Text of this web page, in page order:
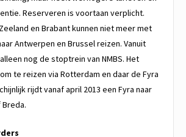
Reserveren is voortaan verplicht.
en Brabant kunnen niet meer met
Antwerpen en Brussel reizen. Vanuit
nog de stoptrein van NMBS. Het
te reizen via Rotterdam en daar de Fyra
rijdt vanaf april 2013 een Fyra naar